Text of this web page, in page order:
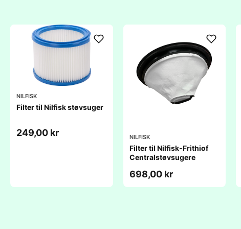
NILFISK
Filter til Nilfisk støvsuger
249,00 kr NILFISK
Filter til Nilfisk-Frithiof
Centralstøvsugere
698,00 kr